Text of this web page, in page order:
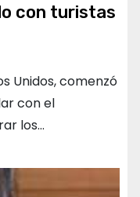
con turistas
Unidos, comenzó
con el
los…